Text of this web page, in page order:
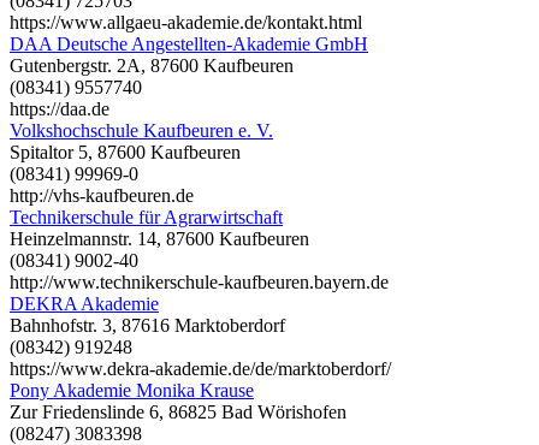
https://www.allgaeu-akademie.de/kontakt.html
DAA Deutsche Angestellten-Akademie GmbH
Gutenbergstr. 2A, 87600 Kaufbeuren
(08341) 9557740
https://daa.de
Volkshochschule Kaufbeuren e. V.
Spitaltor 5, 87600 Kaufbeuren
(08341) 99969-0
http://vhs-kaufbeuren.de
Technikerschule für Agrarwirtschaft
Heinzelmannstr. 14, 87600 Kaufbeuren
(08341) 9002-40
http://www.technikerschule-kaufbeuren.bayern.de
DEKRA Akademie
Bahnhofstr. 3, 87616 Marktoberdorf
(08342) 919248
https://www.dekra-akademie.de/de/marktoberdorf/
Pony Akademie Monika Krause
Zur Friedenslinde 6, 86825 Bad Wörishofen
(08247) 3083398